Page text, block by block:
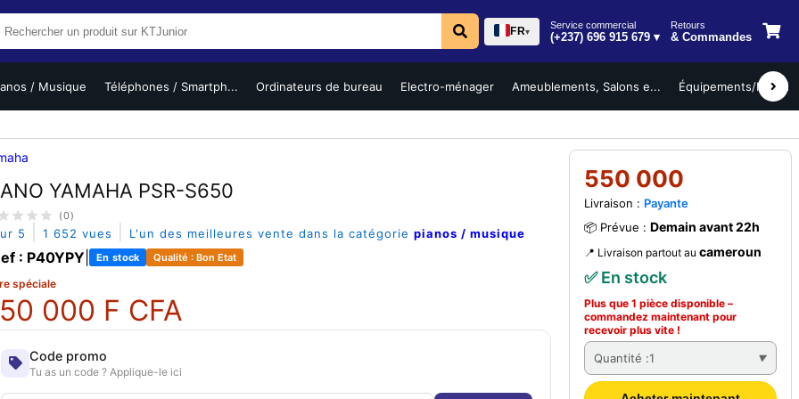
FR▾
Service commercial
(+237) 696 915 679 ▾
Retours
& Commandes
/ Musique Téléphones / Smartph... Ordinateurs de bureau Electro-ménager Ameublements, Salons e... Équipements/
YAMAHA PSR-S650
(0)
5 1 652 vues L'un des meilleures vente dans la catégorie pianos / musique
: P40YPY En stock Qualité : Bon Etat
spéciale
000 F CFA
Code promo
Tu as un code ? Applique-le ici
550 000
Livraison : Payante
📦 Prévue : Demain avant 22h
📍 Livraison partout au cameroun
✅ En stock
Plus que 1 pièce disponible –
commandez maintenant pour
recevoir plus vite !
Quantité :1